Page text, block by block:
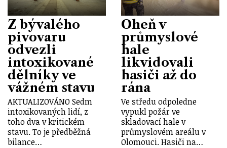
Z bývalého
pivovaru
odvezli
intoxikované
dělníky ve
vážném stavu
AKTUALIZOVÁNO Sedm
intoxikovaných lidí, z
toho dva v kritickém
stavu. To je předběžná
bilance…
Oheň v
průmyslové
hale
likvidovali
hasiči až do
rána
Ve středu odpoledne
vypukl požár ve
skladovací hale v
průmyslovém areálu v
Olomouci. Hasiči na…